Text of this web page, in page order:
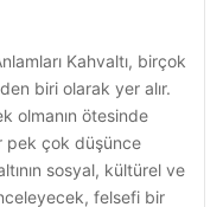
Kahvaltı, birçok
biri olarak yer alır.
olmanın ötesinde
pek çok düşünce
sosyal, kültürel ve
felsefi bir